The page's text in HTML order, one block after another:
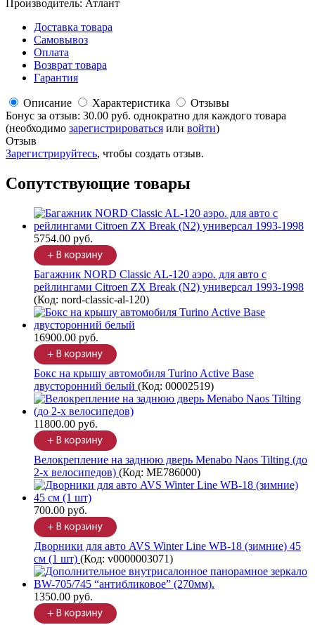
Производитель: Атлант
Доставка товара
Самовывоз
Оплата
Возврат товара
Гарантия
Описание Характеристика
Отзывы
Бонус за отзыв: 30.00 руб. однократно для каждого товара
(необходимо зарегистрироваться или войти)
Отзыв
Зарегистрируйтесь, чтобы создать отзыв.
Сопутствующие товары
5754.00 руб.
Багажник NORD Classic AL-120 аэро. для авто с
рейлингами Citroen ZX Break (N2) универсал 1993-1998
(Код: nord-classic-al-120)
16900.00 руб.
Бокс на крышу автомобиля Turino Active Base
двусторонний белый (Код: 00002519)
11800.00 руб.
Велокрепление на заднюю дверь Menabo Naos Tilting (до
2-х велосипедов) (Код: ME786000)
700.00 руб.
Дворники для авто AVS Winter Line WB-18 (зимние) 45
см (1 шт) (Код: v0000003071)
1350.00 руб.